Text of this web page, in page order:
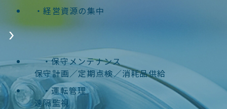
経営資源の集中
保守メンテナンス
保守計画／定期点検／消耗品供給
運転管理
遠隔監視